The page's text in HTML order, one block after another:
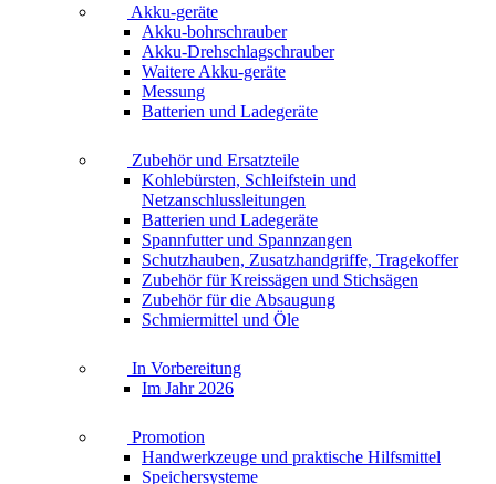
Akku-geräte
Akku-bohrschrauber
Akku-Drehschlagschrauber
Waitere Akku-geräte
Messung
Batterien und Ladegeräte
Zubehör und Ersatzteile
Kohlebürsten, Schleifstein und
Netzanschlussleitungen
Batterien und Ladegeräte
Spannfutter und Spannzangen
Schutzhauben, Zusatzhandgriffe, Tragekoffer
Zubehör für Kreissägen und Stichsägen
Zubehör für die Absaugung
Schmiermittel und Öle
In Vorbereitung
Im Jahr 2026
Promotion
Handwerkzeuge und praktische Hilfsmittel
Speichersysteme